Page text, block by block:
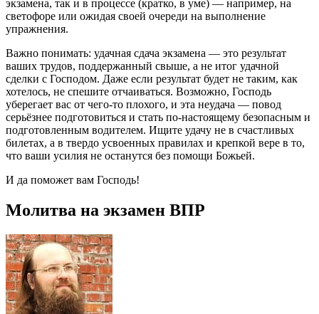
экзамена, так и в процессе (кратко, в уме) — например, на
светофоре или ожидая своей очереди на выполнение
упражнения.
Важно понимать: удачная сдача экзамена — это результат
ваших трудов, поддержанный свыше, а не итог удачной
сделки с Господом. Даже если результат будет не таким, как
хотелось, не спешите отчаиваться. Возможно, Господь
уберегает вас от чего-то плохого, и эта неудача — повод
серьёзнее подготовиться и стать по-настоящему безопасным и
подготовленным водителем. Ищите удачу не в счастливых
билетах, а в твердо усвоенных правилах и крепкой вере в то,
что ваши усилия не останутся без помощи Божьей.
И да поможет вам Господь!
Молитва на экзамен ВПР